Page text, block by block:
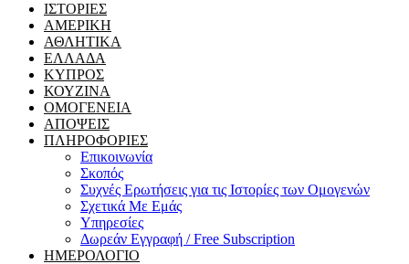
ΙΣΤΟΡΙΕΣ
ΑΜΕΡΙΚΗ
ΑΘΛΗΤΙΚΑ
ΕΛΛΑΔΑ
ΚΥΠΡΟΣ
ΚΟΥΖΙΝΑ
ΟΜΟΓΕΝΕΙΑ
ΑΠΟΨΕΙΣ
ΠΛΗΡΟΦΟΡΙΕΣ
Επικοινωνία
Σκοπός
Συχνές Ερωτήσεις για τις Ιστορίες των Ομογενών
Σχετικά Με Εμάς
Υπηρεσίες
Δωρεάν Εγγραφή / Free Subscription
ΗΜΕΡΟΛΟΓΙΟ